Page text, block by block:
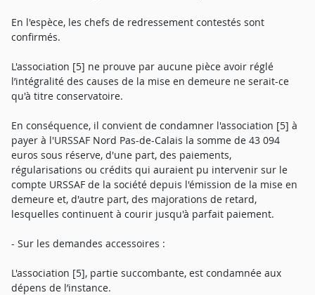
En l'espèce, les chefs de redressement contestés sont
confirmés.
L'association [5] ne prouve par aucune pièce avoir réglé
l’intégralité des causes de la mise en demeure ne serait-ce
qu'à titre conservatoire.
En conséquence, il convient de condamner l'association [5] à
payer à l'URSSAF Nord Pas-de-Calais la somme de 43 094
euros sous réserve, d'une part, des paiements,
régularisations ou crédits qui auraient pu intervenir sur le
compte URSSAF de la société depuis l'émission de la mise en
demeure et, d'autre part, des majorations de retard,
lesquelles continuent à courir jusqu'à parfait paiement.
- Sur les demandes accessoires :
L'association [5], partie succombante, est condamnée aux
dépens de l’instance.